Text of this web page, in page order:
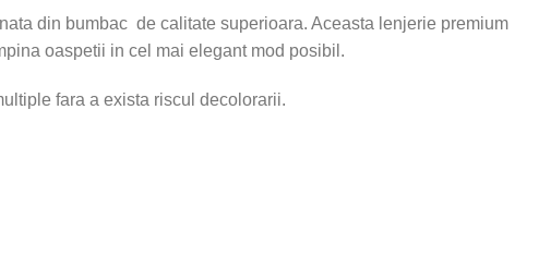
din bumbac de calitate superioara. Aceasta lenjerie premium
oaspetii in cel mai elegant mod posibil.
fara a exista riscul decolorarii.